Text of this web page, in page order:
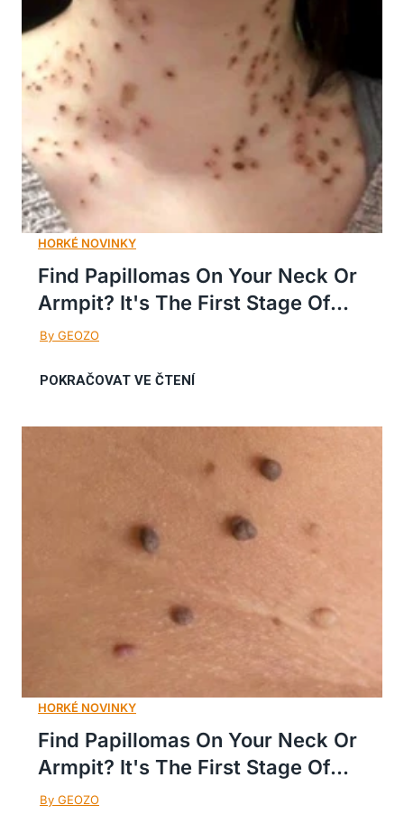
Find Papillomas On Your Neck Or
Armpit? It's The First Stage Of...
Find Papillomas On Your Neck Or
Armpit? It's The First Stage Of...